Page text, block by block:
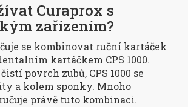
Curaprox s
zařízením?
se kombinovat ruční kartáček
kartáčkem CPS 1000.
povrch zubů, CPS 1000 se
a kolem sponky. Mnoho
právě tuto kombinaci.